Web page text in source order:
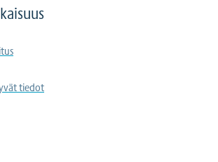
tiedot